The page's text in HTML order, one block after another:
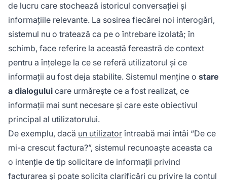
de lucru care stochează istoricul conversației și
informațiile relevante. La sosirea fiecărei noi interogări,
sistemul nu o tratează ca pe o întrebare izolată; în
schimb, face referire la această fereastră de context
pentru a înțelege la ce se referă utilizatorul și ce
informații au fost deja stabilite. Sistemul menține o stare
a dialogului care urmărește ce a fost realizat, ce
informații mai sunt necesare și care este obiectivul
principal al utilizatorului.
De exemplu, dacă un utilizatorîntreabă mai întâi “De ce
mi-a crescut factura?”, sistemul recunoaște aceasta ca
o intenție de tip solicitare de informații privind
facturarea și poate solicita clarificări cu privire la contul